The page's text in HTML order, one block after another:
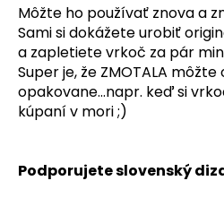
Môžte ho používať znova a
Sami si dokážete urobiť
a zapletiete vrkoč za pár
Super je, že ZMOTALA
opakovane...napr. keď si
kúpaní v mori ;)
Podporujete slovenský